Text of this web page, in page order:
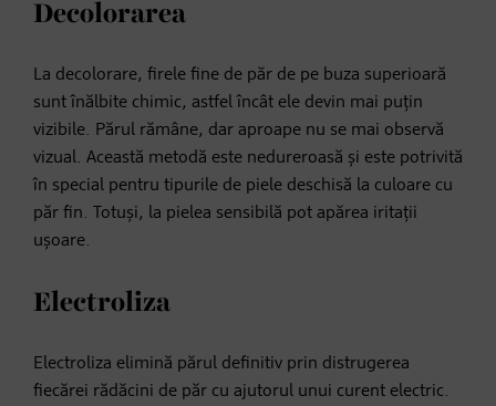
Decolorarea
La decolorare, firele fine de păr de pe buza superioară
sunt înălbite chimic, astfel încât ele devin mai puțin
vizibile. Părul rămâne, dar aproape nu se mai observă
vizual. Această metodă este nedureroasă și este potrivită
în special pentru tipurile de piele deschisă la culoare cu
păr fin. Totuși, la pielea sensibilă pot apărea iritații
ușoare.
Electroliza
Electroliza elimină părul definitiv prin distrugerea
fiecărei rădăcini de păr cu ajutorul unui curent electric.